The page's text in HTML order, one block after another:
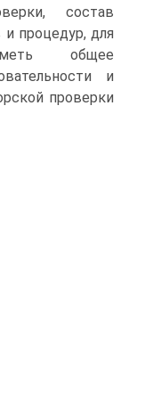
состав
и процедур, для
общее
и
проверки